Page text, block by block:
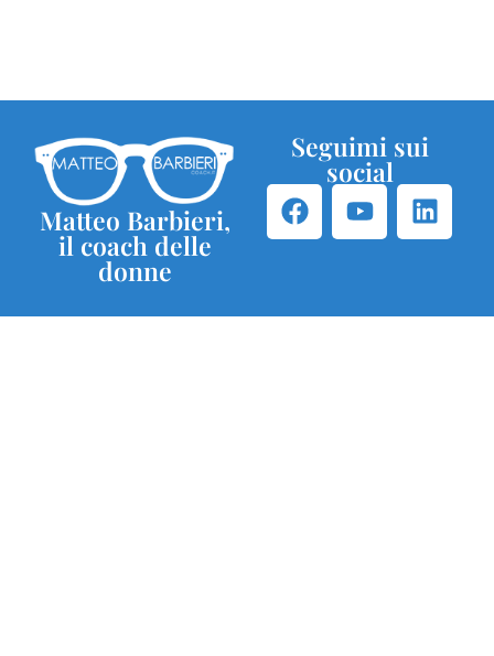
Matteo Barbieri,
il coach delle
donne
Seguimi sui
social